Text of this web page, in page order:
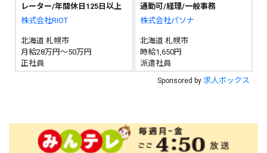
レーター/年間休日125日以上
株式会社RIOT
北海道 札幌市
月給28万円～50万円
正社員
通勤可/経理/一般事務
株式会社パソナ
北海道 札幌市
時給1,650円
派遣社員
Sponsored by 求人ボックス